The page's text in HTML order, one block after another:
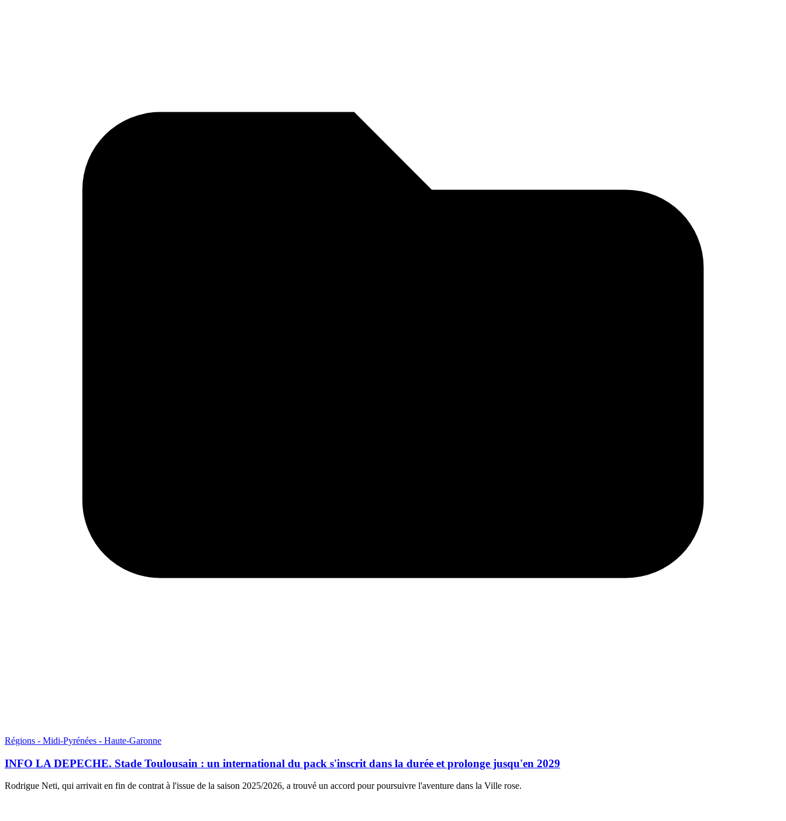
Régions - Midi-Pyrénées - Haute-Garonne
INFO LA DEPECHE. Stade Toulousain : un international du pack s'inscrit dans la durée et prolonge jusqu'en 2029
Rodrigue Neti, qui arrivait en fin de contrat à l'issue de la saison 2025/2026, a trouvé un accord pour poursuivre l'aventure dans la Ville rose.